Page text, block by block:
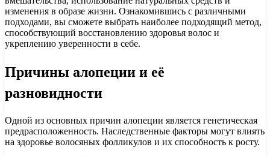
изменения в образе жизни. Ознакомившись с различными
подходами, вы сможете выбрать наиболее подходящий метод,
способствующий восстановлению здоровья волос и
укреплению уверенности в себе.
Причины алопеции и её
разновидности
Одной из основных причин алопеции является генетическая
предрасположенность. Наследственные факторы могут влиять
на здоровье волосяных фолликулов и их способность к росту.